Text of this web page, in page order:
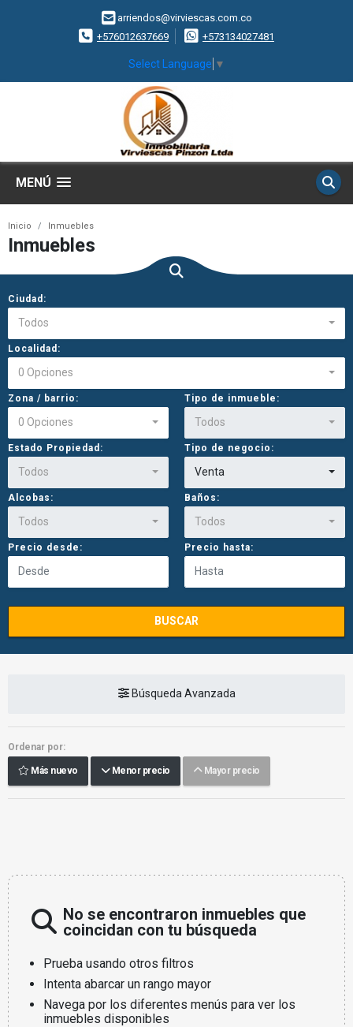
arriendos@virviescas.com.co
+576012637669
+573134027481
Select Language ▼
MENÚ
Inicio Inmuebles
Inmuebles
Ciudad:
Todos
Localidad:
0 Opciones
Zona / barrio:
0 Opciones
Tipo de inmueble:
Todos
Estado Propiedad:
Todos
Tipo de negocio:
Venta
Alcobas:
Todos
Baños:
Todos
Precio desde: Precio hasta:
BUSCAR
Búsqueda Avanzada
Ordenar por:
Más nuevo Menor precio Mayor precio
No se encontraron inmuebles que
coincidan con tu búsqueda
Prueba usando otros filtros
Intenta abarcar un rango mayor
Navega por los diferentes menús para ver los
inmuebles disponibles